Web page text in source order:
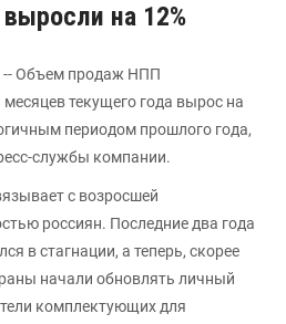
на 12%
-- Объем продаж НПП
текущего года вырос на
периодом прошлого года,
службы компании.
с возросшей
россиян. Последние два года
в стагнации, а теперь, скорее
начали обновлять личный
комплектующих для